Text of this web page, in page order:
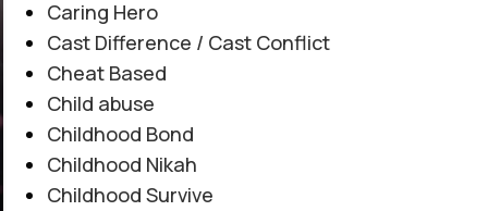
Caring Hero
Cast Difference / Cast Conflict
Cheat Based
Child abuse
Childhood Bond
Childhood Nikah
Childhood Survive